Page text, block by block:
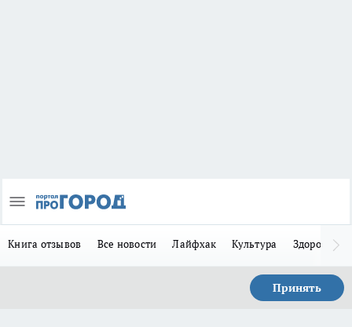
Книга отзывов Все новости Лайфхак Культура Здоровье
Принять